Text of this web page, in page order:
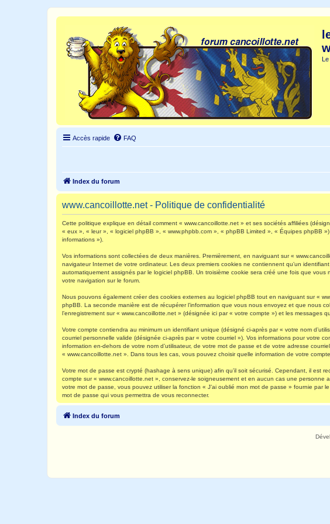
Le
Accès rapide FAQ
Index du forum
www.cancoillotte.net - Politique de confidentialité
Cette politique explique en détail comment « www.cancoillotte.net » et ses sociétés affiliées
« eux », « leur », « logiciel phpBB », « www.phpbb.com », « phpBB Limited », « Équipes phpBB
informations »).
Vos informations sont collectées de deux manières. Premièrement, en naviguant sur «
navigateur Internet de votre ordinateur. Les deux premiers cookies ne contiennent qu’un
automatiquement assignés par le logiciel phpBB. Un troisième cookie sera créé une fois que
votre navigation sur le forum.
Nous pouvons également créer des cookies externes au logiciel phpBB tout en naviguant sur «
phpBB. La seconde manière est de récupérer l’information que vous nous envoyez et que nous
l’enregistrement sur « www.cancoillotte.net » (désignée ici par « votre compte ») et les messages
Votre compte contiendra au minimum un identifiant unique (désigné ci-après par « votre nom
courriel personnelle valide (désignée ci-après par « votre courriel »). Vos informations pour votre
information en-dehors de votre nom d’utilisateur, de votre mot de passe et de votre adresse
« www.cancoillotte.net ». Dans tous les cas, vous pouvez choisir quelle information de votre
Votre mot de passe est crypté (hashage à sens unique) afin qu’il soit sécurisé. Cependant, il est
compte sur « www.cancoillotte.net », conservez-le soigneusement et en aucun cas une
votre mot de passe, vous pouvez utiliser la fonction « J’ai oublié mon mot de passe » fournie par
mot de passe qui vous permettra de vous reconnecter.
Index du forum